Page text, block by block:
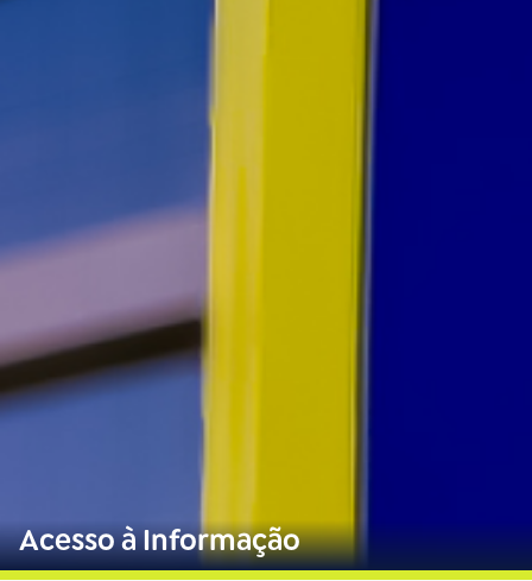
Acesso à Informação